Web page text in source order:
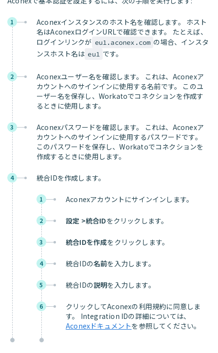
1
Aconexインスタンスのホスト名を確認します。 ホスト
名はAconexログインURLで確認できます。 たとえば、
ログインリンクが eu1.aconex.com の場合、インスタ
ンスホスト名は eu1 です。
2
Aconexユーザー名を確認します。 これは、Aconexア
カウントへのサインインに使用する名前です。 このユ
ーザー名を保存し、Workatoでコネクションを作成す
るときに使用します。
3
Aconexパスワードを確認します。 これは、Aconexア
カウントへのサインインに使用するパスワードです。
このパスワードを保存し、Workatoでコネクションを
作成するときに使用します。
4 統合IDを作成します。
1 Aconexアカウントにサインインします。
2 設定 >統合IDをクリックします。
3 統合IDを作成をクリックします。
4 統合IDの名前を入力します。
5 統合IDの説明を入力します。
6
クリックしてAconexの利用規約に同意しま
す。 Integration IDの詳細については、
Aconexドキュメントを参照してください。